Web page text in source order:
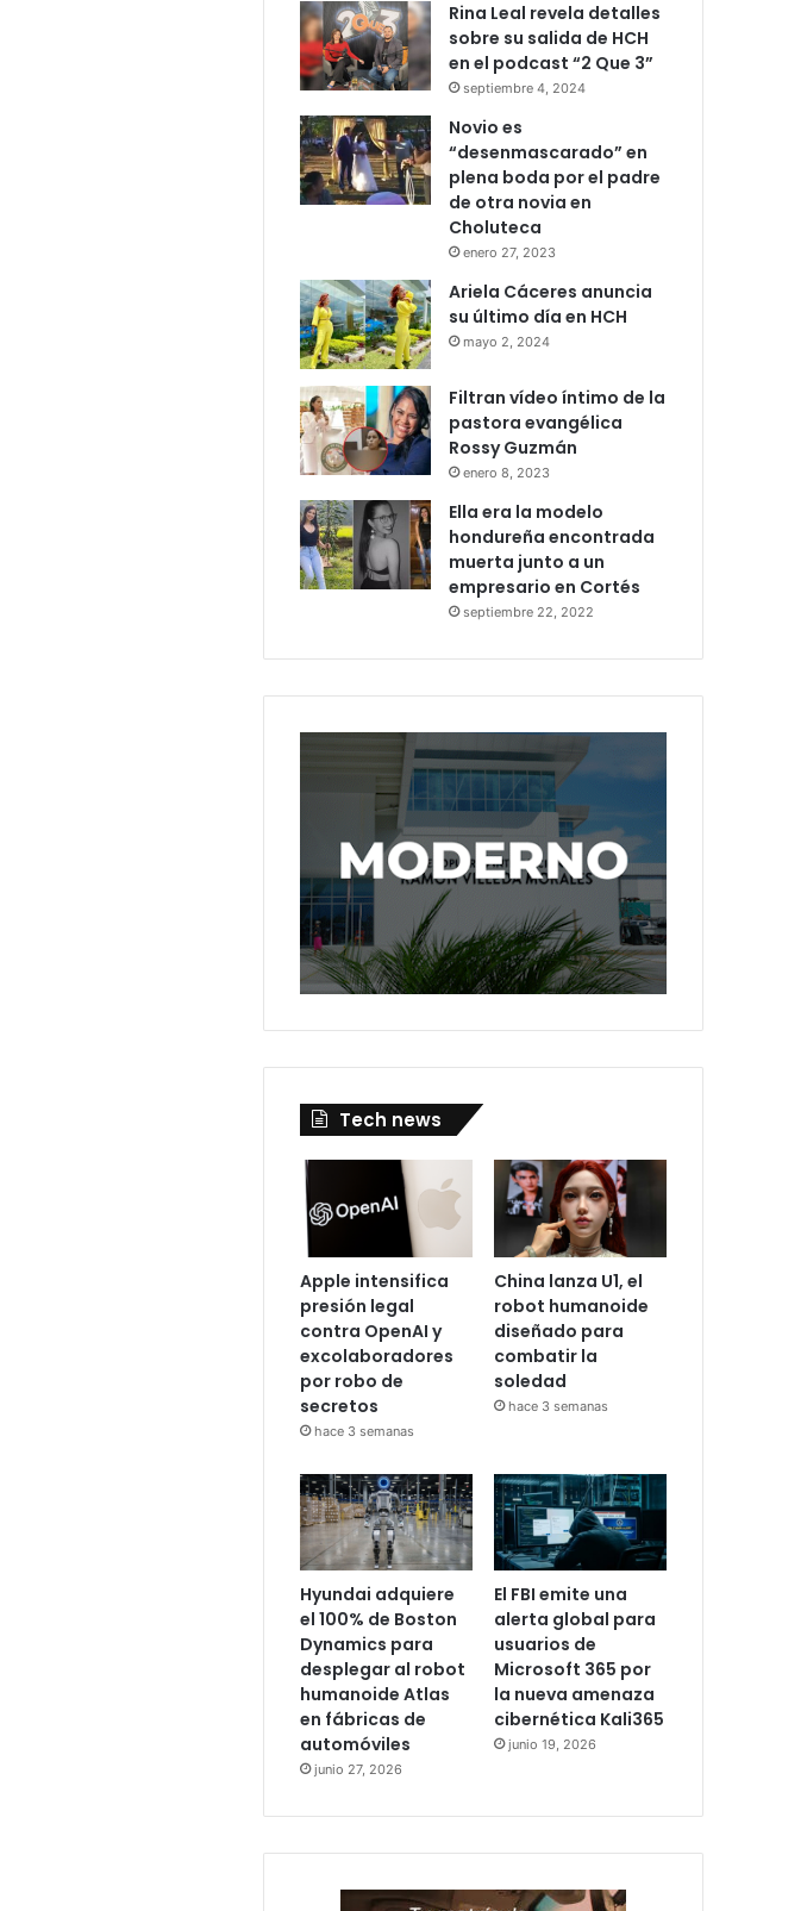
Rina Leal revela detalles
sobre su salida de HCH
en el podcast “2 Que 3”
septiembre 4, 2024
Novio es
“desenmascarado” en
plena boda por el padre
de otra novia en
Choluteca
enero 27, 2023
Ariela Cáceres anuncia
su último día en HCH
mayo 2, 2024
Filtran vídeo íntimo de la
pastora evangélica
Rossy Guzmán
enero 8, 2023
Ella era la modelo
hondureña encontrada
muerta junto a un
empresario en Cortés
septiembre 22, 2022
Tech news
Apple intensifica
presión legal
contra OpenAI y
excolaboradores
por robo de
secretos
hace 3 semanas
China lanza U1, el
robot humanoide
diseñado para
combatir la
soledad
hace 3 semanas
Hyundai adquiere
el 100% de Boston
Dynamics para
desplegar al robot
humanoide Atlas
en fábricas de
automóviles
junio 27, 2026
El FBI emite una
alerta global para
usuarios de
Microsoft 365 por
la nueva amenaza
cibernética Kali365
junio 19, 2026